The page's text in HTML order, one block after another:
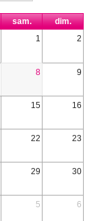
sam.
dim.
1 2
8 9
15 16
22 23
29 30
5 6